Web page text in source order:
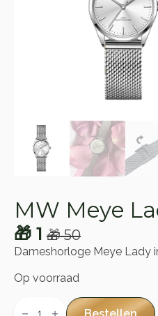
MW Meye
🎁50
Oorspronkelijke
was:
🎁 50.
🎁 1
Huidige
is:
🎁 1.
Dameshorloge Meye Lady
Op voorraad
Meye
Bestellen